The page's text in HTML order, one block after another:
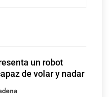
un robot
de volar y nadar